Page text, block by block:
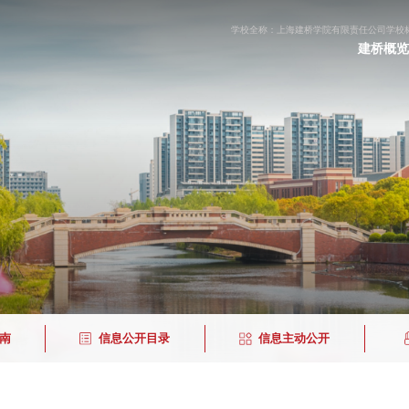
学校全称：上海建桥学院有限责任公司 学校
建桥概览
信息公开目录 信息主动公开